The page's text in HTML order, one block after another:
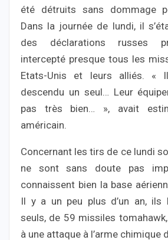
été détruits sans dommage
Dans la journée de lundi, il
des déclarations russes
intercepté presque tous les
Etats-Unis et leurs alliés. «
descendu un seul… Leur
pas très bien… », avait
américain.
Concernant les tirs de ce lundi
ne sont sans doute pas
connaissent bien la base
Il y a un peu plus d’un an, ils
seuls, de 59 missiles
à une attaque à l’arme chimique